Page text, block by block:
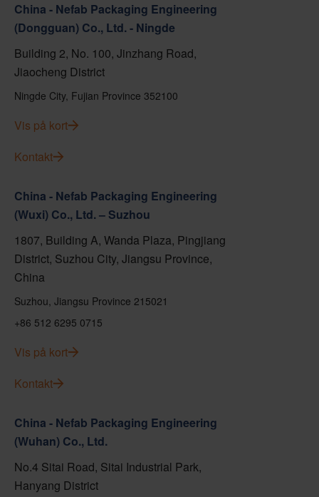
China - Nefab Packaging Engineering
(Dongguan) Co., Ltd. - Ningde
Building 2, No. 100, Jinzhang Road,
Jiaocheng District
Ningde City, Fujian Province 352100
Vis på kort
Kontakt
China - Nefab Packaging Engineering
(Wuxi) Co., Ltd. – Suzhou
1807, Building A, Wanda Plaza, Pingjiang
District, Suzhou City, Jiangsu Province,
China
Suzhou, Jiangsu Province 215021
+86 512 6295 0715
Vis på kort
Kontakt
China - Nefab Packaging Engineering
(Wuhan) Co., Ltd.
No.4 Sitai Road, Sitai Industrial Park,
Hanyang District